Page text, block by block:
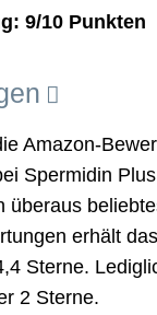
9/10 Punkten
Amazon-
Spermidin
überaus
erhält
Sterne.
2 Sterne.